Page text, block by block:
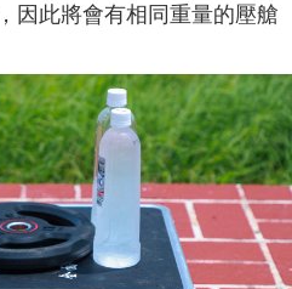
因此將會有相同重量的壓艙